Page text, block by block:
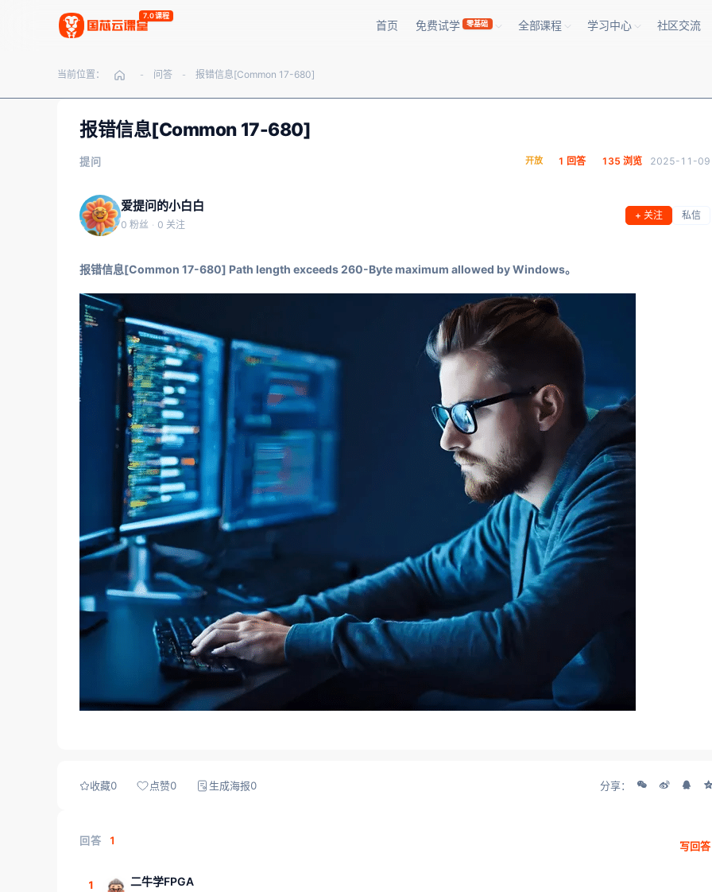
7.0课程
首页 免费试学 零基础 全部课程 学习中心 社区交流
当前位置： - 问答 - 报错信息[Common 17-680]
报错信息[Common 17-680]
提问 开放 1 回答 135 浏览 2025-11-09
爱提问的小白白
0 粉丝 · 0 关注
+ 关注 私信
报错信息[Common 17-680] Path length exceeds 260-Byte maximum allowed by Windows。
收藏0 点赞0 生成海报0 分享：
回答 1 写回答
1 二牛学FPGA